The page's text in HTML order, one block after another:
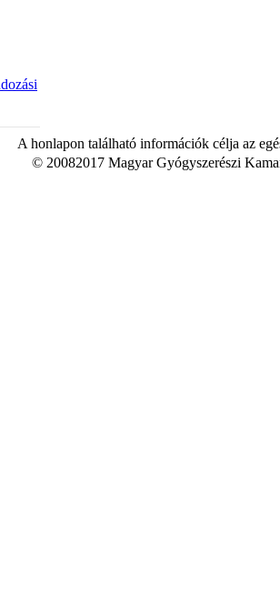
A honlapon található információk célja az
© 20082017 Magyar Gyógyszerészi